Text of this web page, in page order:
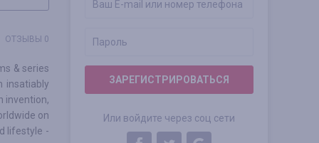
ЗАРЕГИСТРИРОВАТЬСЯ
Или войдите через соц сети
ОТЗЫВЫ 0
& series
insatiably
invention,
on
lifestyle -